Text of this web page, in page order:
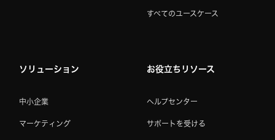
すべてのユースケース
ソリューション
中小企業
マーケティング
お役立ちリソース
ヘルプセンター
サポートを受ける